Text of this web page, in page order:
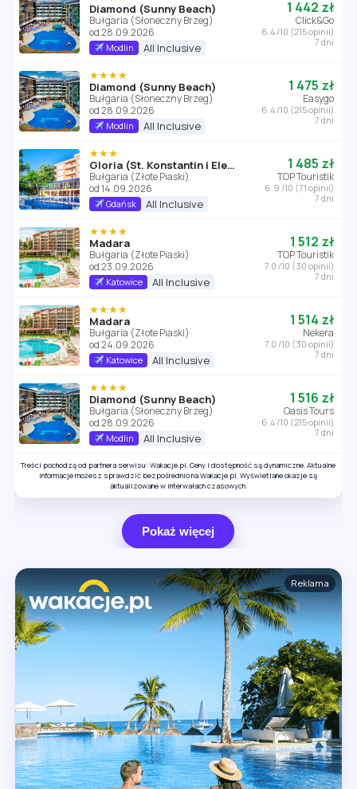
Diamond (Sunny Beach)
Bułgaria (Słoneczny Brzeg)
od 28.09.2026
Modlin All Inclusive
1 442 zł
Click&Go
6.4 /10 (215 opinii)
7 dni
★★★★
Diamond (Sunny Beach)
Bułgaria (Słoneczny Brzeg)
od 28.09.2026
Modlin All Inclusive
1 475 zł
Easygo
6.4 /10 (215 opinii)
7 dni
★★★
Gloria (St. Konstantin i Elena)
Bułgaria (Złote Piaski)
od 14.09.2026
Gdańsk All Inclusive
1 485 zł
TOP Touristik
6.9 /10 (71 opinii)
7 dni
★★★★
Madara
Bułgaria (Złote Piaski)
od 23.09.2026
Katowice All Inclusive
1 512 zł
TOP Touristik
7.0 /10 (30 opinii)
7 dni
★★★★
Madara
Bułgaria (Złote Piaski)
od 24.09.2026
Katowice All Inclusive
1 514 zł
Nekera
7.0 /10 (30 opinii)
7 dni
★★★★
Diamond (Sunny Beach)
Bułgaria (Słoneczny Brzeg)
od 28.09.2026
Modlin All Inclusive
1 516 zł
Oasis Tours
6.4 /10 (215 opinii)
7 dni
Treści pochodzą od partnera serwisu: Wakacje.pl. Ceny i dostępność są dynamiczne. Aktualne
informacje możesz sprawdzić bezpośrednio na Wakacje.pl. Wyświetlane okazje są
aktualizowane w interwałach czasowych.
Pokaż więcej
Reklama